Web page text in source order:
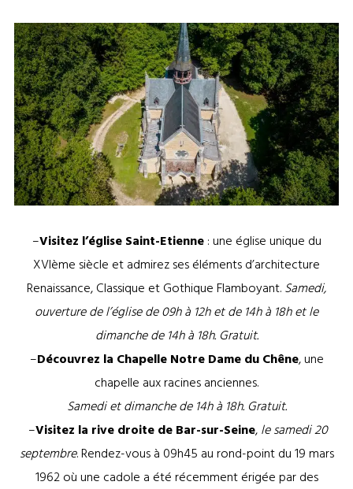
–Visitez l’église Saint-Etienne: une église unique du
XVIème siècle et admirez ses éléments d’architecture
Renaissance, Classique et Gothique Flamboyant.Samedi,
ouverture de l’église de 09h à 12h et de 14h à 18h et le
dimanche de 14h à 18h. Gratuit.
–Découvrez la Chapelle Notre Dame du Chêne, une
chapelle aux racines anciennes.
Samedi et dimanche de 14h à 18h. Gratuit.
–Visitez la rive droite de Bar-sur-Seine,le samedi 20
septembre. Rendez-vous à 09h45 au rond-point du 19 mars
1962 où une cadole a été récemment érigée par des